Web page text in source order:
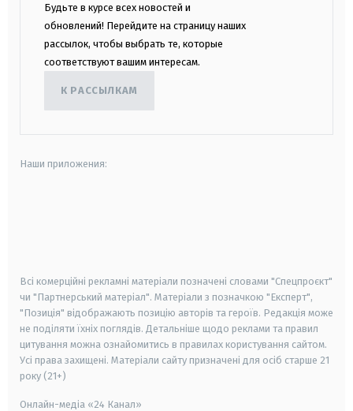
Будьте в курсе всех новостей и
обновлений! Перейдите на страницу наших
рассылок, чтобы выбрать те, которые
соответствуют вашим интересам.
К РАССЫЛКАМ
Наши приложения:
Всі комерційні рекламні матеріали позначені словами "Спецпроєкт"
чи "Партнерський матеріал". Матеріали з позначкою "Експерт",
"Позиція" відображають позицію авторів та героїв. Редакція може
не поділяти їхніх поглядів. Детальніше щодо реклами та правил
цитування можна ознайомитись в правилах користування сайтом.
Усі права захищені. Матеріали сайту призначені для осіб старше 21
року (21+)
Онлайн-медіа «24 Канал»